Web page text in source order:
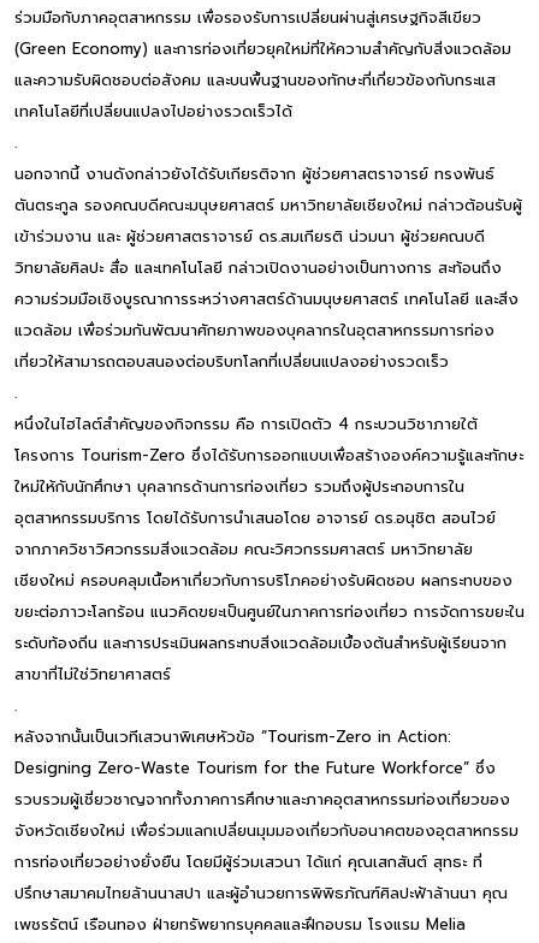
ร่วมมือกับภาคอุตสาหกรรม เพื่อรองรับการเปลี่ยนผ่านสู่เศรษฐกิจสีเขียว
(Green Economy) และการท่องเที่ยวยุคใหม่ที่ให้ความสำคัญกับสิ่งแวดล้อม
และความรับผิดชอบต่อสังคม และบนพื้นฐานของทักษะที่เกี่ยวข้องกับกระแส
เทคโนโลยีที่เปลี่ยนแปลงไปอย่างรวดเร็วได้
.
นอกจากนี้ งานดังกล่าวยังได้รับเกียรติจาก ผู้ช่วยศาสตราจารย์ ทรงพันธ์
ตันตระกูล รองคณบดีคณะมนุษยศาสตร์ มหาวิทยาลัยเชียงใหม่ กล่าวต้อนรับผู้
เข้าร่วมงาน และ ผู้ช่วยศาสตราจารย์ ดร.สมเกียรติ น่วมนา ผู้ช่วยคณบดี
วิทยาลัยศิลปะ สื่อ และเทคโนโลยี กล่าวเปิดงานอย่างเป็นทางการ สะท้อนถึง
ความร่วมมือเชิงบูรณาการระหว่างศาสตร์ด้านมนุษยศาสตร์ เทคโนโลยี และสิ่ง
แวดล้อม เพื่อร่วมกันพัฒนาศักยภาพของบุคลากรในอุตสาหกรรมการท่อง
เที่ยวให้สามารถตอบสนองต่อบริบทโลกที่เปลี่ยนแปลงอย่างรวดเร็ว
.
หนึ่งในไฮไลต์สำคัญของกิจกรรม คือ การเปิดตัว 4 กระบวนวิชาภายใต้
โครงการ Tourism-Zero ซึ่งได้รับการออกแบบเพื่อสร้างองค์ความรู้และทักษะ
ใหม่ให้กับนักศึกษา บุคลากรด้านการท่องเที่ยว รวมถึงผู้ประกอบการใน
อุตสาหกรรมบริการ โดยได้รับการนำเสนอโดย อาจารย์ ดร.อนุชิต สอนไวย์
จากภาควิชาวิศวกรรมสิ่งแวดล้อม คณะวิศวกรรมศาสตร์ มหาวิทยาลัย
เชียงใหม่ ครอบคลุมเนื้อหาเกี่ยวกับการบริโภคอย่างรับผิดชอบ ผลกระทบของ
ขยะต่อภาวะโลกร้อน แนวคิดขยะเป็นศูนย์ในภาคการท่องเที่ยว การจัดการขยะใน
ระดับท้องถิ่น และการประเมินผลกระทบสิ่งแวดล้อมเบื้องต้นสำหรับผู้เรียนจาก
สาขาที่ไม่ใช่วิทยาศาสตร์
.
หลังจากนั้นเป็นเวทีเสวนาพิเศษหัวข้อ “Tourism-Zero in Action:
Designing Zero-Waste Tourism for the Future Workforce” ซึ่ง
รวบรวมผู้เชี่ยวชาญจากทั้งภาคการศึกษาและภาคอุตสาหกรรมท่องเที่ยวของ
จังหวัดเชียงใหม่ เพื่อร่วมแลกเปลี่ยนมุมมองเกี่ยวกับอนาคตของอุตสาหกรรม
การท่องเที่ยวอย่างยั่งยืน โดยมีผู้ร่วมเสวนา ได้แก่ คุณเสกสันต์ สุทธะ ที่
ปรึกษาสมาคมไทยล้านนาสปา และผู้อำนวยการพิพิธภัณฑ์ศิลปะฟ้าล้านนา คุณ
เพชรรัตน์ เรือนทอง ฝ่ายทรัพยากรบุคคลและฝึกอบรม โรงแรม Melia